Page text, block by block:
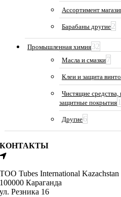
Ассортимент
Барабаны другие2
Промышленная химия32
Масла и смазки7
Клеи и защита
Чистящие
защитные покрытия
Другие6
КОНТАКТЫ
ТОО Tubes International Kazachstan
100000 Караганда
ул. Резника 16